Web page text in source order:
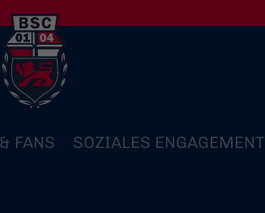
FANS SOZIALES ENGAGEMENT